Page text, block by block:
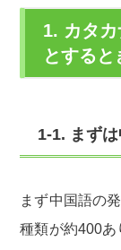
1. カタ
とすると
1-1. まず
まず中国語の
種類が約400あ